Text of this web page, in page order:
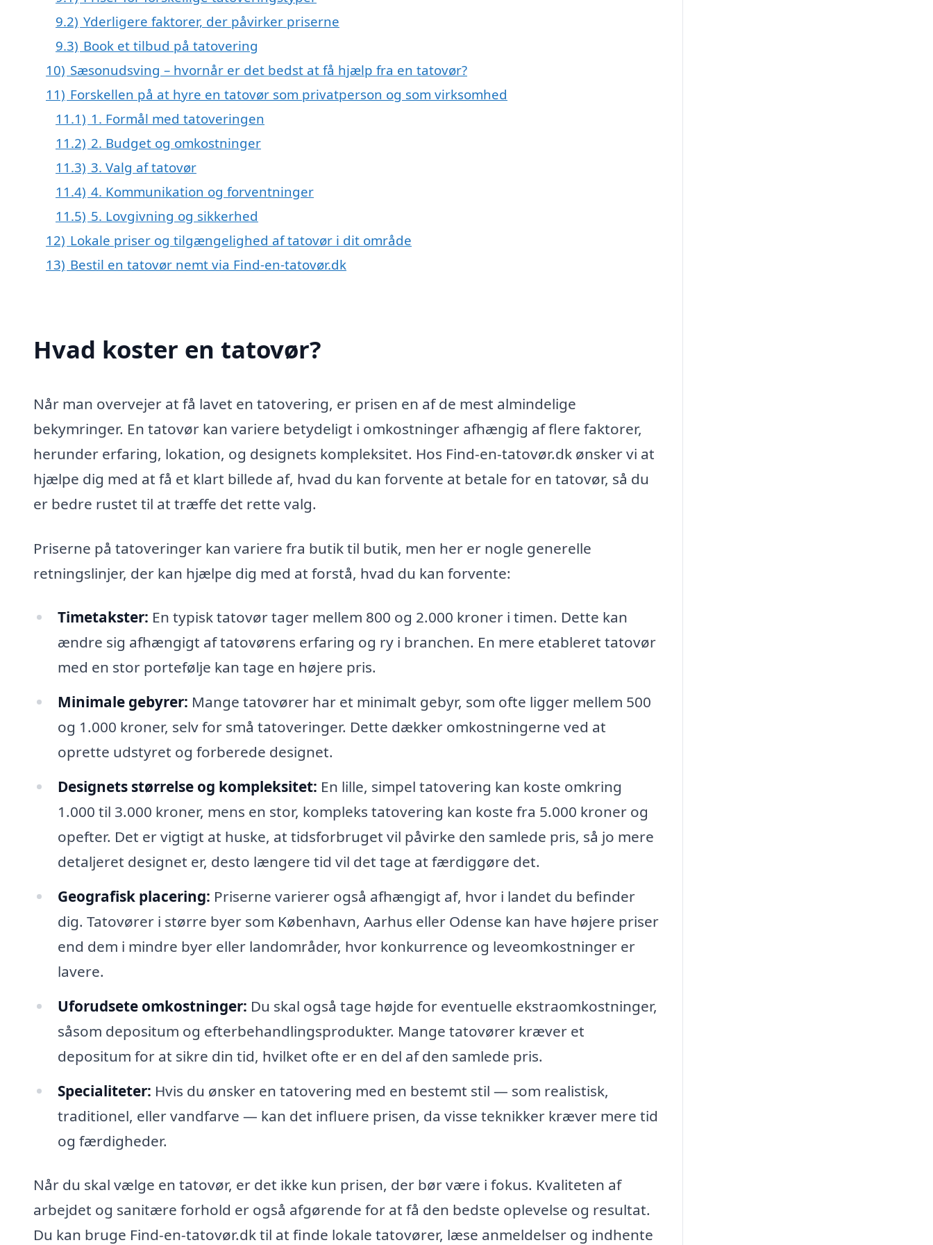
9.2) Yderligere faktorer, der påvirker priserne
9.3) Book et tilbud på tatovering
10) Sæsonudsving – hvornår er det bedst at få hjælp fra en tatovør?
11) Forskellen på at hyre en tatovør som privatperson og som virksomhed
11.1) 1. Formål med tatoveringen
11.2) 2. Budget og omkostninger
11.3) 3. Valg af tatovør
11.4) 4. Kommunikation og forventninger
11.5) 5. Lovgivning og sikkerhed
12) Lokale priser og tilgængelighed af tatovør i dit område
13) Bestil en tatovør nemt via Find-en-tatovør.dk
Hvad koster en tatovør?
Når man overvejer at få lavet en tatovering, er prisen en af de mest almindelige
bekymringer. En tatovør kan variere betydeligt i omkostninger afhængig af flere faktorer,
herunder erfaring, lokation, og designets kompleksitet. Hos Find-en-tatovør.dk ønsker vi at
hjælpe dig med at få et klart billede af, hvad du kan forvente at betale for en tatovør, så du
er bedre rustet til at træffe det rette valg.
Priserne på tatoveringer kan variere fra butik til butik, men her er nogle generelle
retningslinjer, der kan hjælpe dig med at forstå, hvad du kan forvente:
Timetakster: En typisk tatovør tager mellem 800 og 2.000 kroner i timen. Dette kan
ændre sig afhængigt af tatovørens erfaring og ry i branchen. En mere etableret tatovør
med en stor portefølje kan tage en højere pris.
Minimale gebyrer: Mange tatovører har et minimalt gebyr, som ofte ligger mellem 500
og 1.000 kroner, selv for små tatoveringer. Dette dækker omkostningerne ved at
oprette udstyret og forberede designet.
Designets størrelse og kompleksitet: En lille, simpel tatovering kan koste omkring
1.000 til 3.000 kroner, mens en stor, kompleks tatovering kan koste fra 5.000 kroner og
opefter. Det er vigtigt at huske, at tidsforbruget vil påvirke den samlede pris, så jo mere
detaljeret designet er, desto længere tid vil det tage at færdiggøre det.
Geografisk placering: Priserne varierer også afhængigt af, hvor i landet du befinder
dig. Tatovører i større byer som København, Aarhus eller Odense kan have højere priser
end dem i mindre byer eller landområder, hvor konkurrence og leveomkostninger er
lavere.
Uforudsete omkostninger: Du skal også tage højde for eventuelle ekstraomkostninger,
såsom depositum og efterbehandlingsprodukter. Mange tatovører kræver et
depositum for at sikre din tid, hvilket ofte er en del af den samlede pris.
Specialiteter: Hvis du ønsker en tatovering med en bestemt stil — som realistisk,
traditionel, eller vandfarve — kan det influere prisen, da visse teknikker kræver mere tid
og færdigheder.
Når du skal vælge en tatovør, er det ikke kun prisen, der bør være i fokus. Kvaliteten af
arbejdet og sanitære forhold er også afgørende for at få den bedste oplevelse og resultat.
Du kan bruge Find-en-tatovør.dk til at finde lokale tatovører, læse anmeldelser og indhente